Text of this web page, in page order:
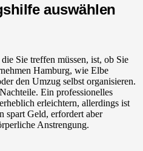
auswählen
Sie treffen müssen, ist, ob Sie
Hamburg, wie Elbe
den Umzug selbst organisieren.
Ein professionelles
erleichtern, allerdings ist
spart Geld, erfordert aber
Anstrengung.